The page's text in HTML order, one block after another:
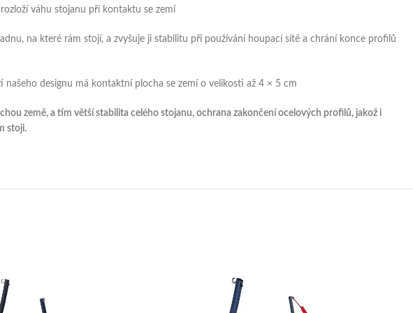
váhu stojanu při kontaktu se zemí
na které rám stojí, a zvyšuje ji stabilitu při používání houpací sítě a chrání konce profilů
designu má kontaktní plocha se zemí o velikosti až 4 × 5 cm
země, a tím větší stabilita celého stojanu, ochrana zakončení ocelových profilů, jakož i
stoji.